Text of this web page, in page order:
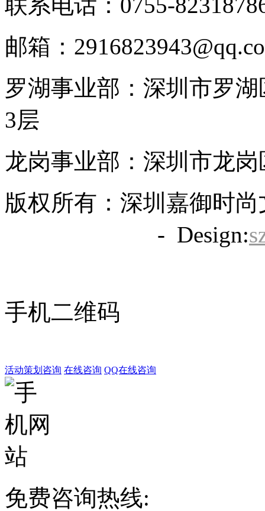
邮箱：
罗湖事业部：深圳市罗
3层
龙岗事业部：深圳市龙
版权所有：深圳嘉御时
- Design:
手机二维码
活动策划咨询 在线咨询 QQ在线咨询
免费咨询热线: